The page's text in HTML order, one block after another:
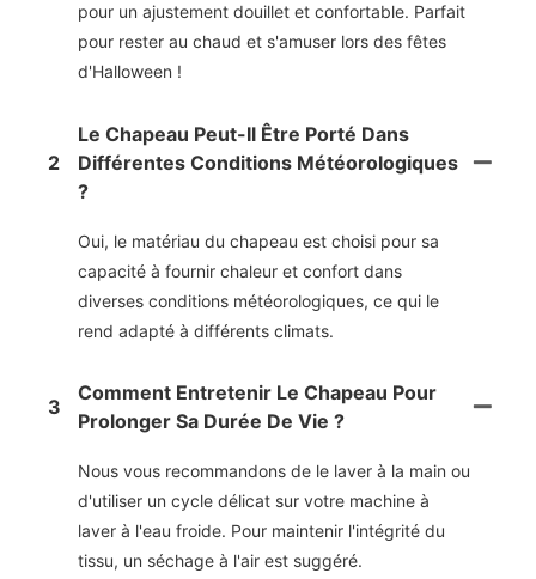
pour un ajustement douillet et confortable. Parfait
pour rester au chaud et s'amuser lors des fêtes
d'Halloween !
2
Le Chapeau Peut-Il Être Porté Dans
Différentes Conditions Météorologiques
?
Oui, le matériau du chapeau est choisi pour sa
capacité à fournir chaleur et confort dans
diverses conditions météorologiques, ce qui le
rend adapté à différents climats.
3
Comment Entretenir Le Chapeau Pour
Prolonger Sa Durée De Vie ?
Nous vous recommandons de le laver à la main ou
d'utiliser un cycle délicat sur votre machine à
laver à l'eau froide. Pour maintenir l'intégrité du
tissu, un séchage à l'air est suggéré.